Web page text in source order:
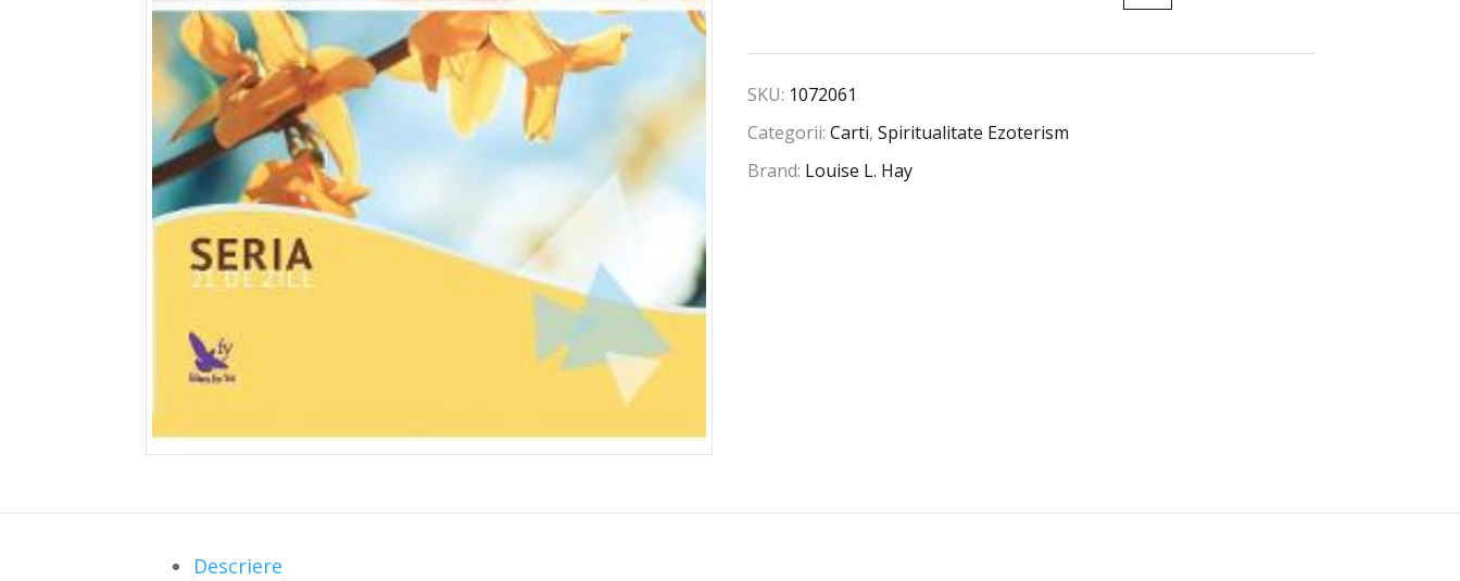
SKU: 1072061
Categorii:Carti,Spiritualitate Ezoterism
Brand: Louise L. Hay
Descriere